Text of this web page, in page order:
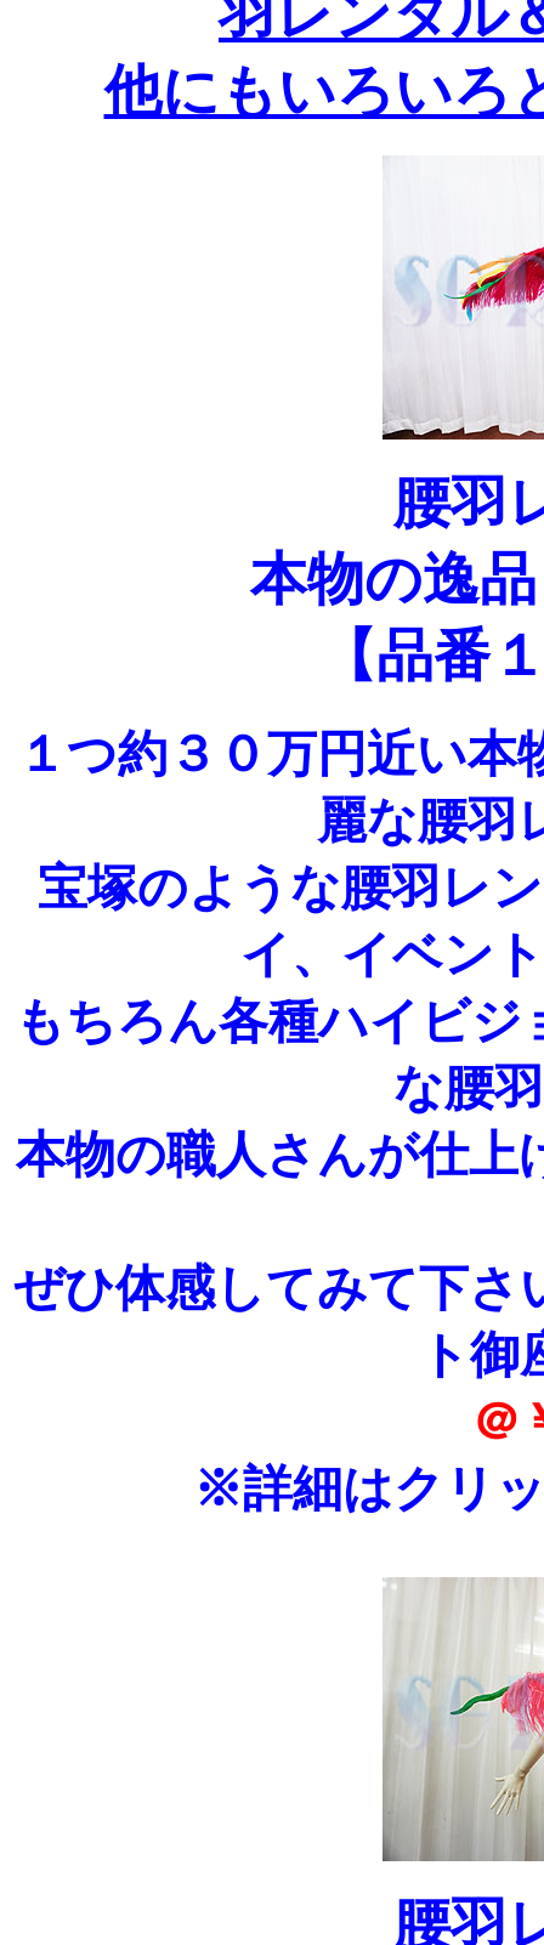
羽レンタル
他にもいろいろ
腰羽
本物の逸
【品番
１つ約３０万円近い
麗な腰羽
宝塚のような腰羽レ
イ、イベン
もちろん各種ハイビ
な腰
本物の職人さんが仕上
ぜひ体感してみて下さ
ト
＠
※詳細はクリ
腰羽